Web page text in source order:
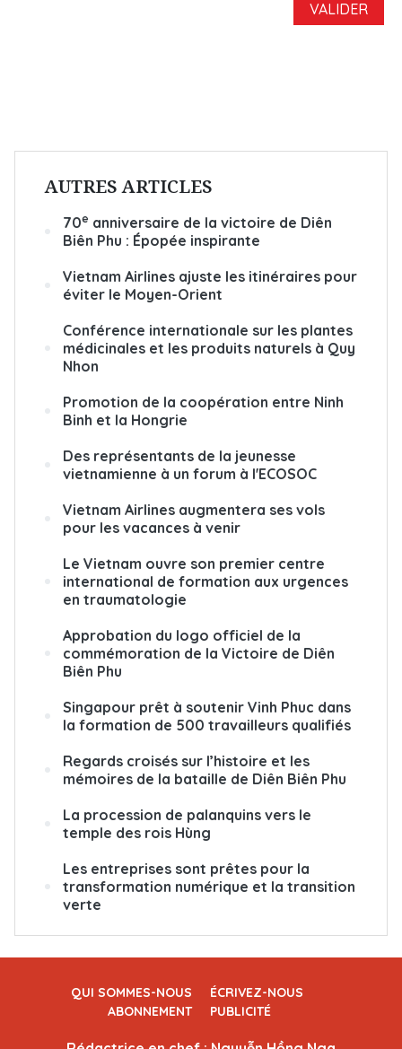
AUTRES ARTICLES
70e anniversaire de la victoire de Diên
Biên Phu : Épopée inspirante
Vietnam Airlines ajuste les itinéraires pour
éviter le Moyen-Orient
Conférence internationale sur les plantes
médicinales et les produits naturels à Quy
Nhon
Promotion de la coopération entre Ninh
Binh et la Hongrie
Des représentants de la jeunesse
vietnamienne à un forum à l'ECOSOC
Vietnam Airlines augmentera ses vols
pour les vacances à venir
Le Vietnam ouvre son premier centre
international de formation aux urgences
en traumatologie
Approbation du logo officiel de la
commémoration de la Victoire de Diên
Biên Phu
Singapour prêt à soutenir Vinh Phuc dans
la formation de 500 travailleurs qualifiés
Regards croisés sur l’histoire et les
mémoires de la bataille de Diên Biên Phu
La procession de palanquins vers le
temple des rois Hùng
Les entreprises sont prêtes pour la
transformation numérique et la transition
verte
QUI SOMMES-NOUS
ÉCRIVEZ-NOUS
ABONNEMENT
PUBLICITÉ